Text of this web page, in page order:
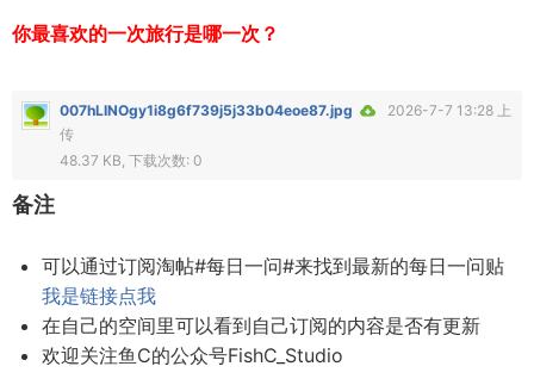
你最喜欢的一次旅行是哪一次？
007hLINOgy1i8g6f739j5j33b04eoe87.jpg
2026-7-7 13:28 上
传
48.37 KB, 下载次数: 0
备注
可以通过订阅淘帖#每日一问#来找到最新的每日一问贴
我是链接点我
在自己的空间里可以看到自己订阅的内容是否有更新
欢迎关注鱼C的公众号FishC_Studio